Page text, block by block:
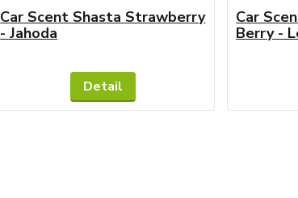
Car Scent Shasta Strawberry
- Jahoda
Detail
Car
Berry -